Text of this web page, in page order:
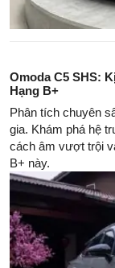
Omoda C5 SHS:
Hạng B+
Phân tích chuyên
gia. Khám phá hệ
cách âm vượt trội
B+ này.